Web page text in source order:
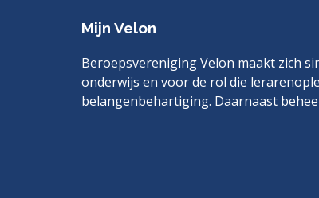
Mijn Velon
Beroepsvereniging Velon maakt zich
onderwijs en voor de rol die
belangenbehartiging. Daarnaast